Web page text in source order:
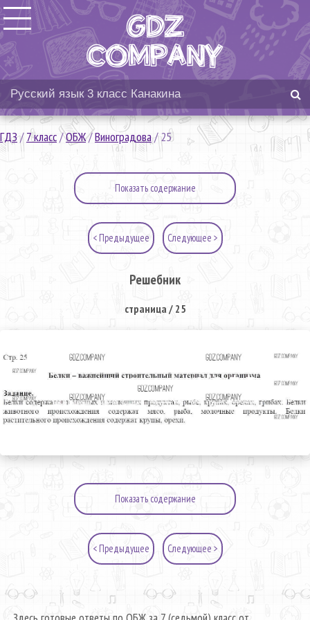
ГДЗ/7 класс/ОБЖ/Виноградова/25
Показать содержание
< Предыдущее Следующее >
Решебник
страница / 25
Показать содержание
< Предыдущее Следующее >